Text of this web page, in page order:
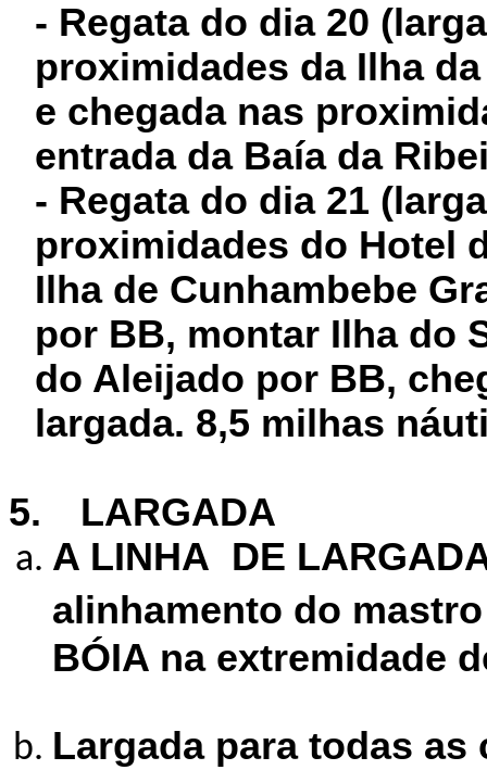
- Regata do dia 20
proximidades da Ilha
e chegada nas
entrada da Baía da
- Regata do dia 21
proximidades do Hotel
Ilha de Cunhambebe
por BB, montar Ilha do
do Aleijado por BB,
largada. 8,5 milhas
5.
LARGADA
A LINHA DE
alinhamento do
BÓIA na extremidade
Largada para todas as